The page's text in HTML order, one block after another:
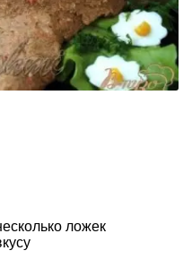
ложек